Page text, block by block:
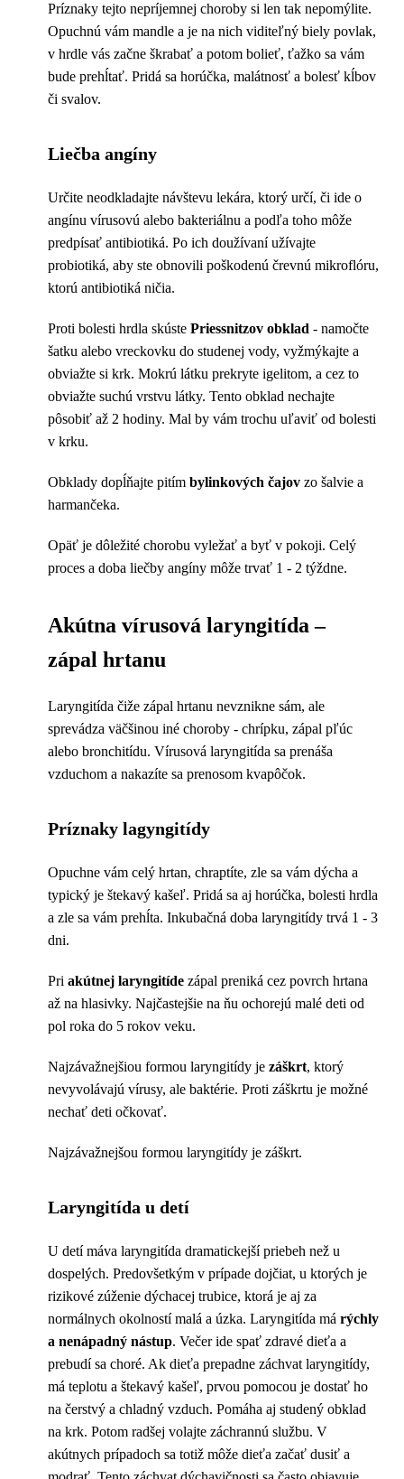
Príznaky tejto nepríjemnej choroby si len tak nepomýlite.
Opuchnú vám mandle a je na nich viditeľný biely povlak,
v hrdle vás začne škrabať a potom bolieť, ťažko sa vám
bude prehĺtať. Pridá sa horúčka, malátnosť a bolesť kĺbov
či svalov.
Liečba angíny
Určite neodkladajte návštevu lekára, ktorý určí, či ide o
angínu vírusovú alebo bakteriálnu a podľa toho môže
predpísať antibiotiká. Po ich doužívaní užívajte
probiotiká, aby ste obnovili poškodenú črevnú mikroflóru,
ktorú antibiotiká ničia.
Proti bolesti hrdla skúste Priessnitzov obklad - namočte
šatku alebo vreckovku do studenej vody, vyžmýkajte a
obviažte si krk. Mokrú látku prekryte igelitom, a cez to
obviažte suchú vrstvu látky. Tento obklad nechajte
pôsobiť až 2 hodiny. Mal by vám trochu uľaviť od bolesti
v krku.
Obklady dopĺňajte pitím bylinkových čajov zo šalvie a
harmančeka.
Opäť je dôležité chorobu vyležať a byť v pokoji. Celý
proces a doba liečby angíny môže trvať 1 - 2 týždne.
Akútna vírusová laryngitída –
zápal hrtanu
Laryngitída čiže zápal hrtanu nevznikne sám, ale
sprevádza väčšinou iné choroby - chrípku, zápal pľúc
alebo bronchitídu. Vírusová laryngitída sa prenáša
vzduchom a nakazíte sa prenosom kvapôčok.
Príznaky lagyngitídy
Opuchne vám celý hrtan, chraptíte, zle sa vám dýcha a
typický je štekavý kašeľ. Pridá sa aj horúčka, bolesti hrdla
a zle sa vám prehĺta. Inkubačná doba laryngitídy trvá 1 - 3
dni.
Pri akútnej laryngitíde zápal preniká cez povrch hrtana
až na hlasivky. Najčastejšie na ňu ochorejú malé deti od
pol roka do 5 rokov veku.
Najzávažnejšiou formou laryngitídy je záškrt, ktorý
nevyvolávajú vírusy, ale baktérie. Proti záškrtu je možné
nechať deti očkovať.
Najzávažnejšou formou laryngitídy je záškrt.
Laryngitída u detí
U detí máva laryngitída dramatickejší priebeh než u
dospelých. Predovšetkým v prípade dojčiat, u ktorých je
rizikové zúženie dýchacej trubice, ktorá je aj za
normálnych okolností malá a úzka. Laryngitída má rýchly
a nenápadný nástup. Večer ide spať zdravé dieťa a
prebudí sa choré. Ak dieťa prepadne záchvat laryngitídy,
má teplotu a štekavý kašeľ, prvou pomocou je dostať ho
na čerstvý a chladný vzduch. Pomáha aj studený obklad
na krk. Potom radšej volajte záchrannú službu. V
akútnych prípadoch sa totiž môže dieťa začať dusiť a